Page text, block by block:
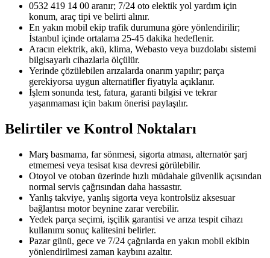
0532 419 14 00 aranır; 7/24 oto elektik yol yardım için
konum, araç tipi ve belirti alınır.
En yakın mobil ekip trafik durumuna göre yönlendirilir;
İstanbul içinde ortalama 25-45 dakika hedeflenir.
Aracın elektrik, akü, klima, Webasto veya buzdolabı sistemi
bilgisayarlı cihazlarla ölçülür.
Yerinde çözülebilen arızalarda onarım yapılır; parça
gerekiyorsa uygun alternatifler fiyatıyla açıklanır.
İşlem sonunda test, fatura, garanti bilgisi ve tekrar
yaşanmaması için bakım önerisi paylaşılır.
Belirtiler ve Kontrol Noktaları
Marş basmama, far sönmesi, sigorta atması, alternatör şarj
etmemesi veya tesisat kısa devresi görülebilir.
Otoyol ve otoban üzerinde hızlı müdahale güvenlik açısından
normal servis çağrısından daha hassastır.
Yanlış takviye, yanlış sigorta veya kontrolsüz aksesuar
bağlantısı motor beynine zarar verebilir.
Yedek parça seçimi, işçilik garantisi ve arıza tespit cihazı
kullanımı sonuç kalitesini belirler.
Pazar günü, gece ve 7/24 çağrılarda en yakın mobil ekibin
yönlendirilmesi zaman kaybını azaltır.